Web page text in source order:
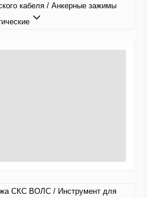
кабеля / Анкерные зажимы
СКС ВОЛС / Инструмент для